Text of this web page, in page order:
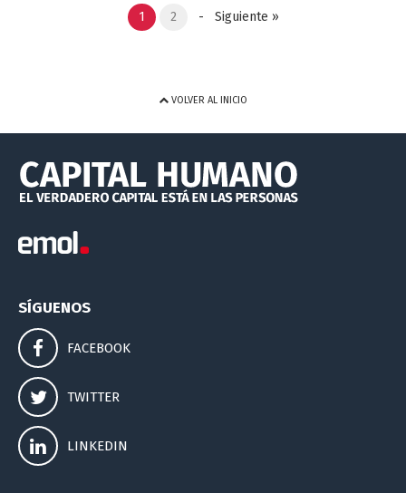
1 2 - Siguiente »
VOLVER AL INICIO
SÍGUENOS
FACEBOOK
TWITTER
LINKEDIN